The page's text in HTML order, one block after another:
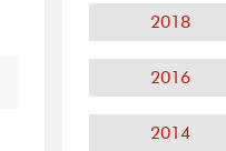
2018
2016
2014